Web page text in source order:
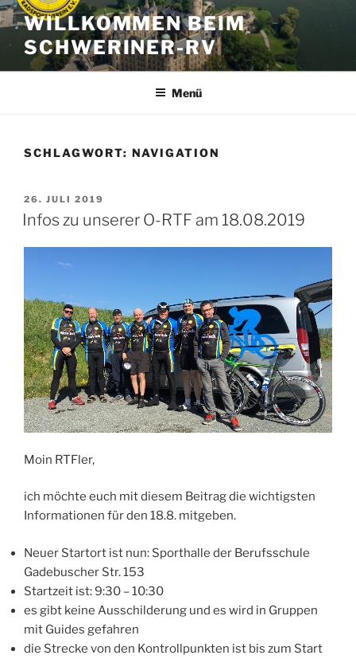
Zum
Inhalt
springen
WILLKOMMEN BEIM
SCHWERINER-RV
Menü
SCHLAGWORT: NAVIGATION
VERÖFFENTLICHT
AM
26. JULI 2019
Infos zu unserer O-RTF am 18.08.2019
Moin RTFler,
ich möchte euch mit diesem Beitrag die wichtigsten
Informationen für den 18.8. mitgeben.
Neuer Startort ist nun: Sporthalle der Berufsschule
Gadebuscher Str. 153
Startzeit ist: 9:30 – 10:30
es gibt keine Ausschilderung und es wird in Gruppen
mit Guides gefahren
die Strecke von den Kontrollpunkten ist bis zum Start